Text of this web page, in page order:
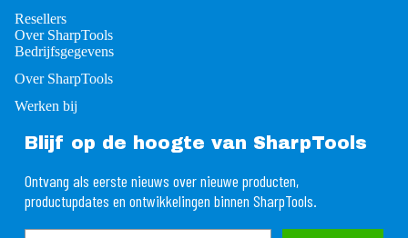
Resellers
Over SharpTools
Bedrijfsgegevens
Over SharpTools
Werken bij
Blijf op de hoogte van SharpTools
Ontvang als eerste nieuws over nieuwe producten,
productupdates en ontwikkelingen binnen SharpTools.